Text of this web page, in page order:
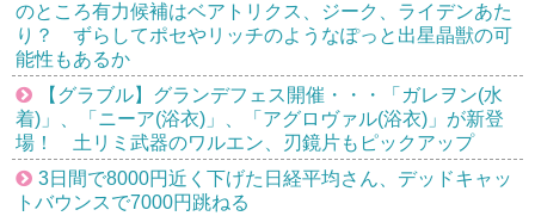
のところ有力候補はベアトリクス、ジーク、ライデンあた
り？ ずらしてポセやリッチのようなぽっと出星晶獣の可
能性もあるか
【グラブル】グランデフェス開催・・・「ガレヲン(水
着)」、「ニーア(浴衣)」、「アグロヴァル(浴衣)」が新登
場！ 土リミ武器のワルエン、刃鏡片もピックアップ
3日間で8000円近く下げた日経平均さん、デッドキャッ
トバウンスで7000円跳ねる